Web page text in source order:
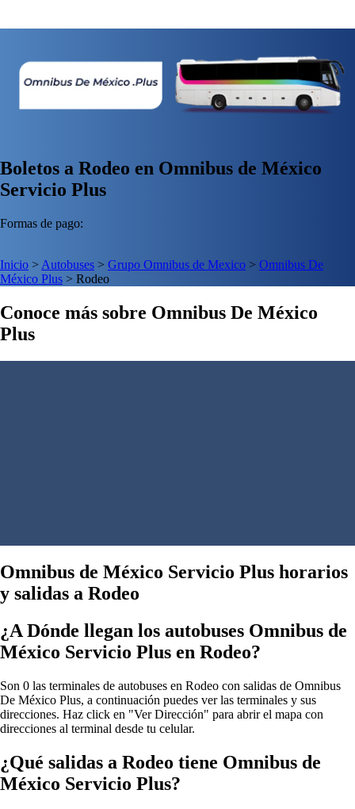
Boletos a Rodeo en Omnibus de México
Servicio Plus
Formas de pago:
Inicio > Autobuses > Grupo Omnibus de Mexico > Omnibus De
México Plus > Rodeo
Conoce más sobre Omnibus De México
Plus
Omnibus de México Servicio Plus horarios
y salidas a Rodeo
¿A Dónde llegan los autobuses Omnibus de
México Servicio Plus en Rodeo?
Son 0 las terminales de autobuses en Rodeo con salidas de Omnibus
De México Plus, a continuación puedes ver las terminales y sus
direcciones. Haz click en "Ver Dirección" para abrir el mapa con
direcciones al terminal desde tu celular.
¿Qué salidas a Rodeo tiene Omnibus de
México Servicio Plus?